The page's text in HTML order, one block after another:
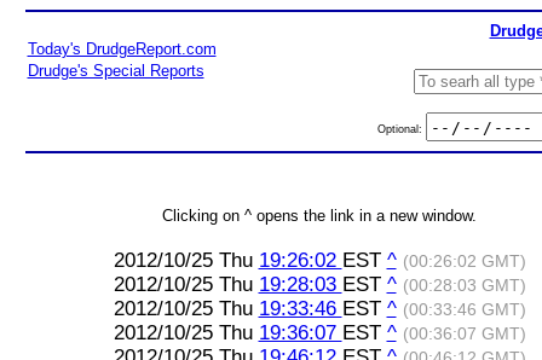
Today's DrudgeReport.com
Drudge's Special Reports
Optional:
Clicking on ^ opens the link in a new window.
2012/10/25 Thu 19:26:02 EST ^ (00:26:02 GMT)
2012/10/25 Thu 19:28:03 EST ^ (00:28:03 GMT)
2012/10/25 Thu 19:33:46 EST ^ (00:33:46 GMT)
2012/10/25 Thu 19:36:07 EST ^ (00:36:07 GMT)